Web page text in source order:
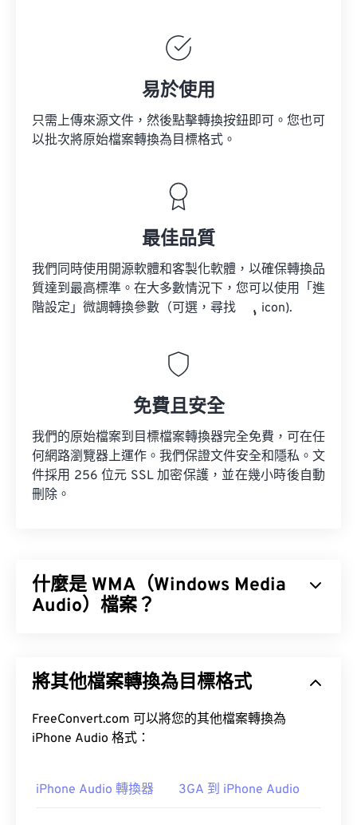
易於使用
只需上傳來源文件，然後點擊轉換按鈕即可。您也可
以批次將原始檔案轉換為目標格式。
最佳品質
我們同時使用開源軟體和客製化軟體，以確保轉換品
質達到最高標準。在大多數情況下，您可以使用「進
階設定」微調轉換參數（可選，尋找
icon).
免費且安全
我們的原始檔案到目標檔案轉換器完全免費，可在任
何網路瀏覽器上運作。我們保證文件安全和隱私。文
件採用 256 位元 SSL 加密保護，並在幾小時後自動
刪除。
什麼是 WMA（Windows Media
Audio）檔案？
編解碼器，也是一種音訊格式。自 1999 年誕生以
Pro、WMA Voice。
Windows Media
將其他檔案轉換為目標格式
FreeConvert.com 可以將您的其他檔案轉換為
iPhone Audio 格式：
iPhone Audio 轉換器 3GA 到 iPhone Audio